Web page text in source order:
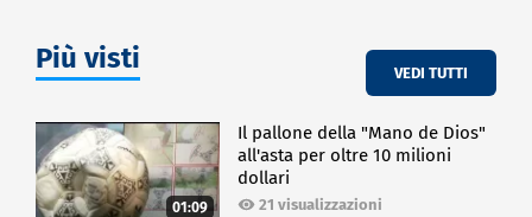
Più visti VEDI TUTTI
01:09
Il pallone della "Mano de Dios"
all'asta per oltre 10 milioni
dollari
21 visualizzazioni